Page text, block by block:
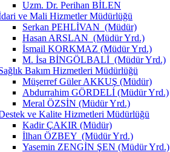
Uzm. Dr. Perihan BİLEN
ve Mali Hizmetler Müdürlüğü
Serkan PEHLİVAN (Müdür)
Hasan ARSLAN (Müdür Yrd.)
İsmail KORKMAZ (Müdür Yrd.)
M. İsa BİNGÖLBALİ (Müdür Yrd.)
Bakım Hizmetleri Müdürlüğü
Müşerref Güler AKKUŞ (Müdür)
Abdurrahim GÖRDELİ (Müdür Yrd.)
Meral ÖZSİN (Müdür Yrd.)
ve Kalite Hizmetleri Müdürlüğü
Kadir ÇAKIR (Müdür)
İlhan ÖZBEY (Müdür Yrd.)
Yasemin ZENGİN ŞEN (Müdür Yrd.)